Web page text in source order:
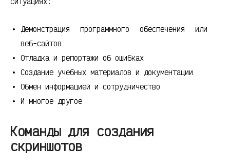
Демонстрация программного обеспечения или
веб-сайтов
Отладка и репортажи об ошибках
Создание учебных материалов и документации
Обмен информацией и сотрудничество
И многое другое
Команды для создания
скриншотов